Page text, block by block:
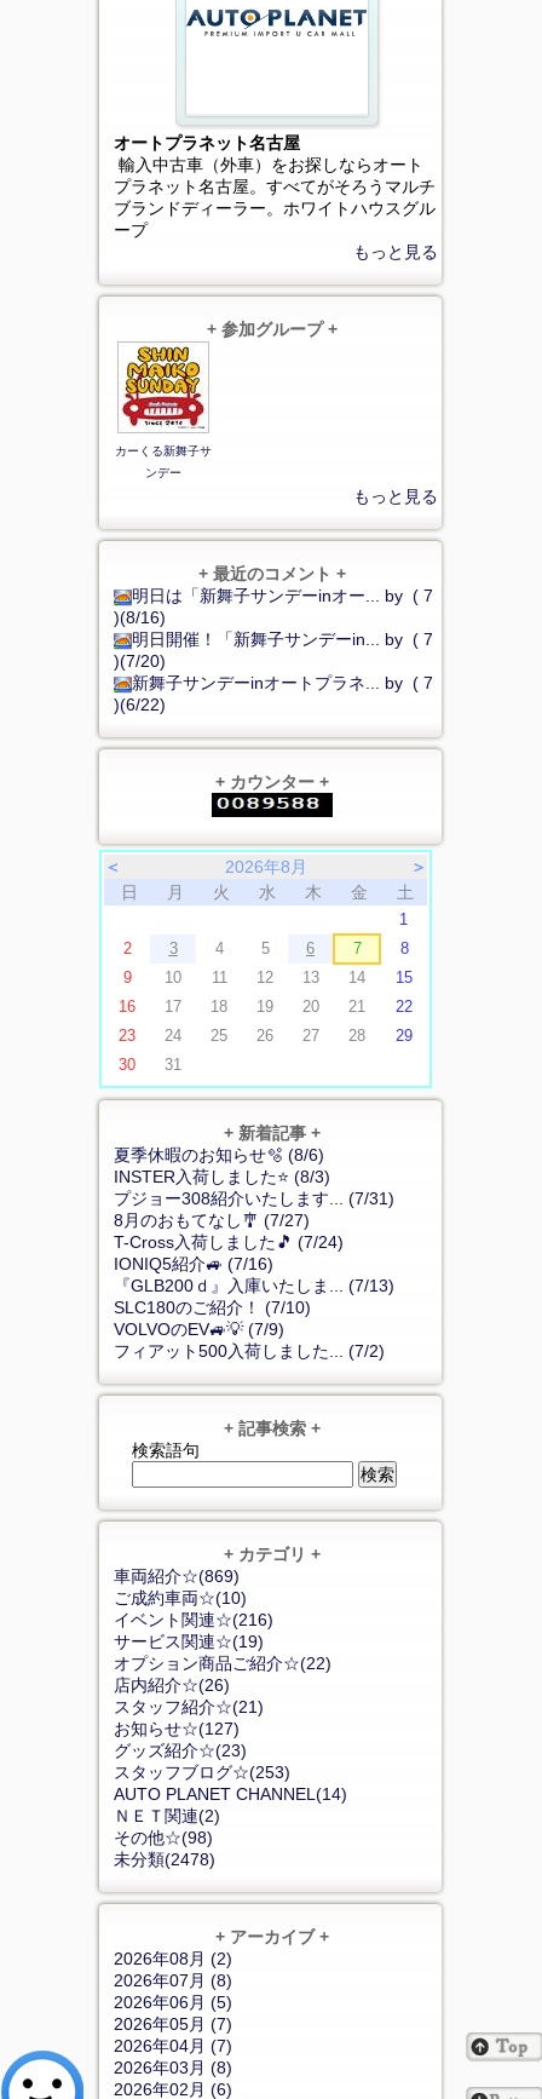
オートプラネット名古屋
輸入中古車（外車）をお探しならオート
プラネット名古屋。すべてがそろうマルチ
ブランドディーラー。ホワイトハウスグル
ープ
もっと見る
+ 参加グループ +
カーくる新舞子サ
ンデー
もっと見る
+ 最近のコメント +
明日は「新舞子サンデーinオー... by ( 7
)(8/16)
明日開催！「新舞子サンデーin... by ( 7
)(7/20)
新舞子サンデーinオートプラネ... by ( 7
)(6/22)
+ カウンター +
＜ 2026年8月
＞
日
月 火 水 木 金 土
1
2
3 4 5 6 7
8
9
10 11 12 13 14
15
16
17 18 19 20 21
22
23
24 25 26 27 28
29
30
31
+ 新着記事 +
夏季休暇のお知らせ🫧 (8/6)
INSTER入荷しました⭐ (8/3)
プジョー308紹介いたします... (7/31)
8月のおもてなし🎐 (7/27)
T-Cross入荷しました🎵 (7/24)
IONIQ5紹介🚙 (7/16)
『GLB200ｄ』入庫いたしま... (7/13)
SLC180のご紹介！ (7/10)
VOLVOのEV🚙💡 (7/9)
フィアット500入荷しました... (7/2)
+ 記事検索 +
検索語句
+ カテゴリ +
車両紹介☆(869)
ご成約車両☆(10)
イベント関連☆(216)
サービス関連☆(19)
オプション商品ご紹介☆(22)
店内紹介☆(26)
スタッフ紹介☆(21)
お知らせ☆(127)
グッズ紹介☆(23)
スタッフブログ☆(253)
AUTO PLANET CHANNEL(14)
ＮＥＴ関連(2)
その他☆(98)
未分類(2478)
+ アーカイブ +
2026年08月 (2)
2026年07月 (8)
2026年06月 (5)
2026年05月 (7)
2026年04月 (7)
2026年03月 (8)
2026年02月 (6)